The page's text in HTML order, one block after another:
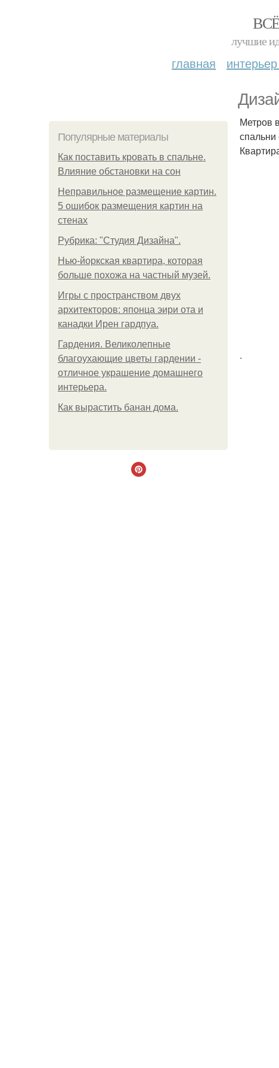
лучшие
главная
Популярные материалы
Как поставить кровать в спальне.
Влияние обстановки на сон
Неправильное размещение картин.
5 ошибок размещения картин на
стенах
Рубрика: "Студия Дизайна".
Нью-йоркская квартира, которая
больше похожа на частный музей.
Игры с пространством двух
архитекторов: японца эири ота и
канадки Ирен гардпуа.
Гардения. Великолепные
благоухающие цветы гардении -
отличное украшение домашнего
интерьера.
Как вырастить банан дома.
Метров
.